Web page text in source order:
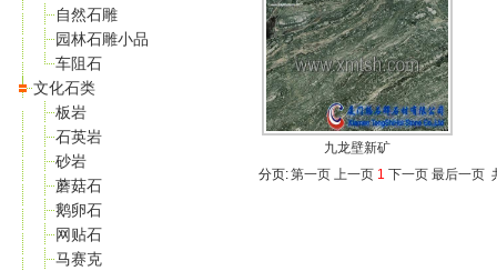
自然石雕
园林石雕小品
车阻石
文化石类
板岩
石英岩
砂岩
蘑菇石
鹅卵石
网贴石
马赛克
九龙壁新矿
分页:第一页 上一页 1 下一页 最后一页